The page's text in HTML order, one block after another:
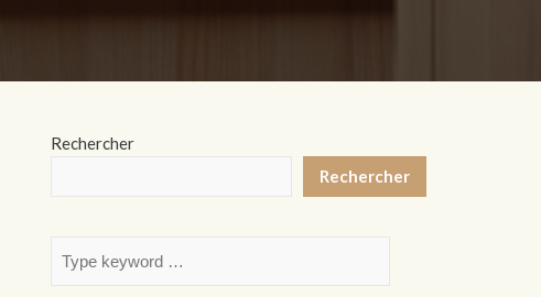
Rechercher
Rechercher